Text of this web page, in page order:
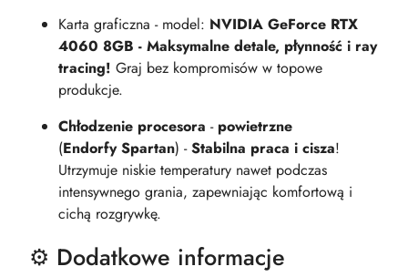
Karta graficzna - model: NVIDIA GeForce RTX
4060 8GB - Maksymalne detale, płynność i ray
tracing! Graj bez kompromisów w topowe
produkcje.
Chłodzenie procesora - powietrzne
(Endorfy Spartan) -Stabilna praca i cisza!
Utrzymuje niskie temperatury nawet podczas
intensywnego grania, zapewniając komfortową i
cichą rozgrywkę.
⚙️ Dodatkowe informacje